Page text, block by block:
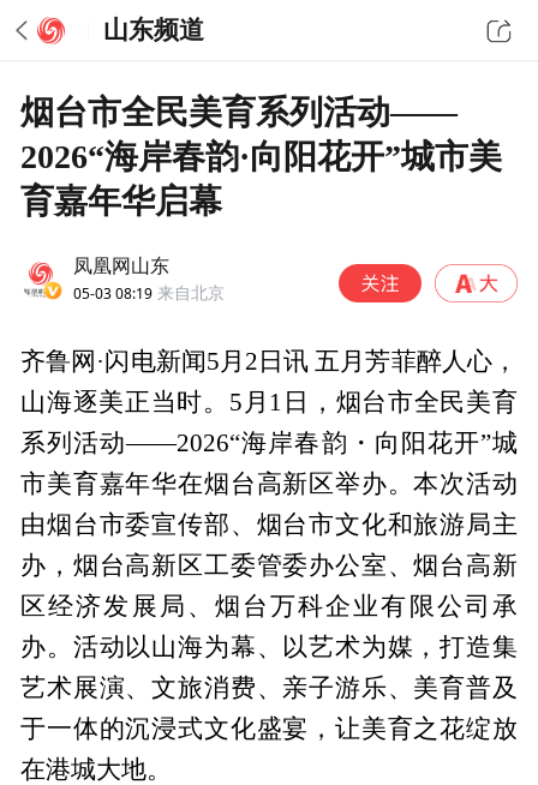
山东频道
烟台市全民美育系列活动——
2026“海岸春韵·向阳花开”城市美
育嘉年华启幕
凤凰网山东
05-03 08:19 来自北京
齐鲁网·闪电新闻5月2日讯 五月芳菲醉人心，
山海逐美正当时。5月1日，烟台市全民美育
系列活动——2026“海岸春韵・向阳花开”城
市美育嘉年华在烟台高新区举办。本次活动
由烟台市委宣传部、烟台市文化和旅游局主
办，烟台高新区工委管委办公室、烟台高新
区经济发展局、烟台万科企业有限公司承
办。活动以山海为幕、以艺术为媒，打造集
艺术展演、文旅消费、亲子游乐、美育普及
于一体的沉浸式文化盛宴，让美育之花绽放
在港城大地。